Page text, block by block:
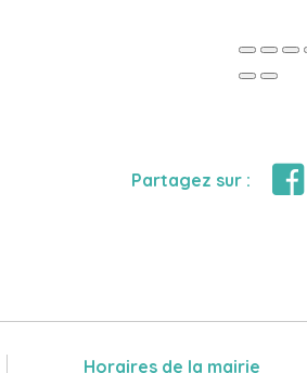
Partagez sur :
Horaires de la mairie